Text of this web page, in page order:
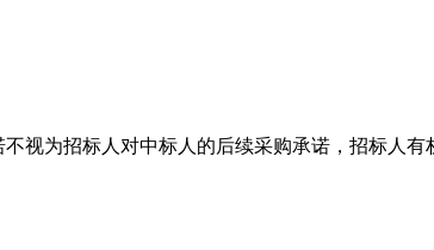
为招标人对中标人的后续采购承诺，招标人有